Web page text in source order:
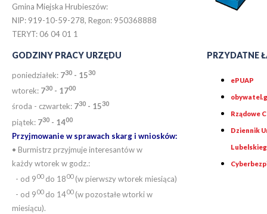
Gmina Miejska Hrubieszów:
NIP: 919-10-59-278, Regon: 950368888
TERYT: 06 04 01 1
GODZINY PRACY URZĘDU
poniedziałek: 730 - 1530
wtorek: 730 - 1700
środa - czwartek: 730 - 1530
piątek: 730 - 1400
Przyjmowanie w sprawach skarg i wniosków:
• Burmistrz przyjmuje interesantów w
każdy wtorek w godz.:
- od 900do 1800(w pierwszy wtorek miesiąca)
- od 900do 1400(w pozostałe wtorki w
miesiącu).
PRZYDATNE
ePUAP
Rządowe
Dziennik